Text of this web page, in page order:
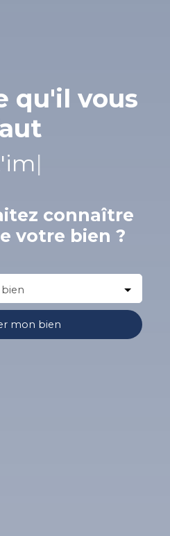
qu'il vous
connaître
votre bien ?
mon bien